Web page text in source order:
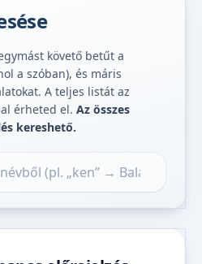
követő betűt a
a szóban), és máris
A teljes listát az
érheted el. Az összes
kereshető.